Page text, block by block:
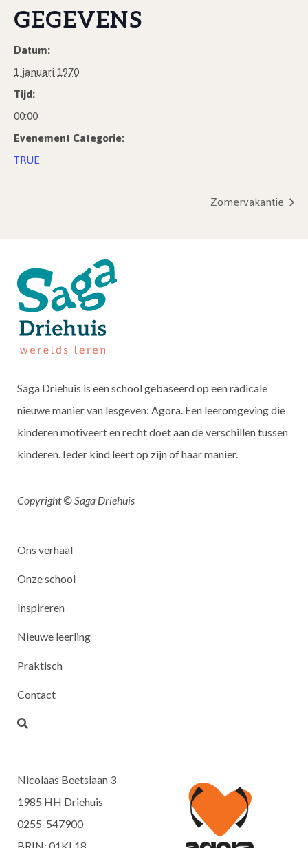
GEGEVENS
Datum:
1 januari 1970
Tijd:
00:00
Evenement Categorie:
TRUE
Zomervakantie
Saga Driehuis is een school gebaseerd op een radicale
nieuwe manier van lesgeven: Agora. Een leeromgeving die
kinderen motiveert en recht doet aan de verschillen tussen
kinderen. Ieder kind leert op zijn of haar manier.
Copyright © Saga Driehuis
Ons verhaal
Onze school
Inspireren
Nieuwe leerling
Praktisch
Contact
Nicolaas Beetslaan 3
1985 HH Driehuis
0255-547900